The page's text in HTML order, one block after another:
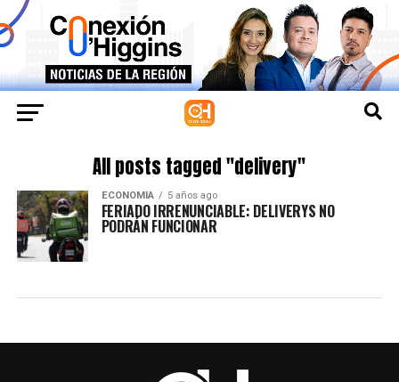
All posts tagged "delivery"
ECONOMIA 5 años ago
FERIADO IRRENUNCIABLE: DELIVERYS NO
PODRÁN FUNCIONAR